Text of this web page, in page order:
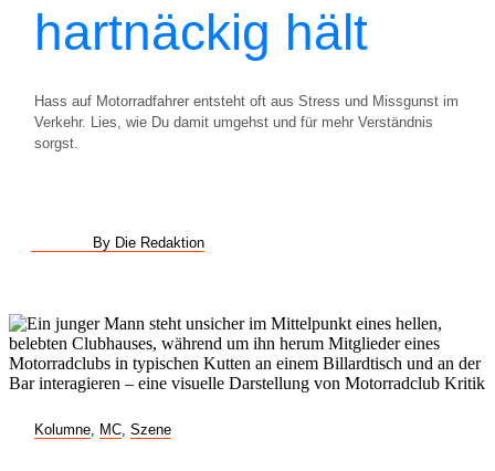
hartnäckig hält
Hass auf Motorradfahrer entsteht oft aus Stress und Missgunst im
Verkehr. Lies, wie Du damit umgehst und für mehr Verständnis
sorgst.
By Die Redaktion
Kolumne MC Szene